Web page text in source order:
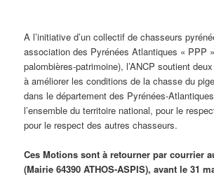
A l’initiative d’un collectif de chasseurs
association des Pyrénées Atlantiques « PPP
palombières-patrimoine), l’ANCP soutient
à améliorer les conditions de la chasse du
dans le département des Pyrénées-
l’ensemble du territoire national, pour le
pour le respect des autres chasseurs.
Ces Motions sont à retourner par courrier
(Mairie 64390 ATHOS-ASPIS), avant le 31